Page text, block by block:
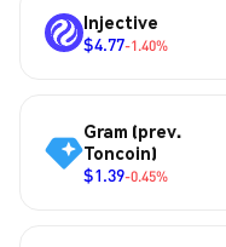
Injective
$4.77-1.40%
Gram (prev.
Toncoin)
$1.39-0.45%